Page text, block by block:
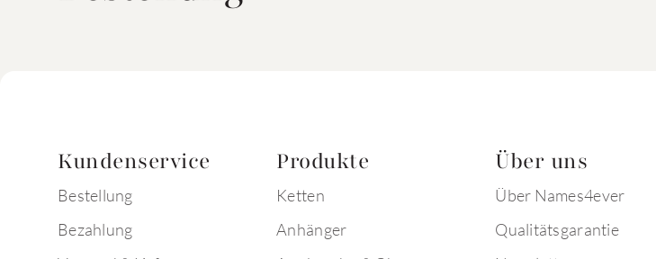
Kundenservice
Bestellung
Bezahlung
Produkte
Ketten
Anhänger
Über uns
Über Names4ever
Qualitätsgarantie